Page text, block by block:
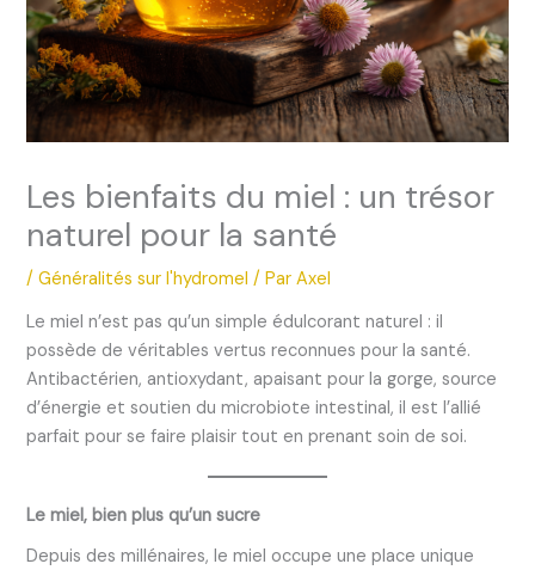
Les bienfaits du miel : un trésor
naturel pour la santé
/Généralités sur l'hydromel / ParAxeI
Le miel n’est pas qu’un simple édulcorant naturel : il
possède de véritables vertus reconnues pour la santé.
Antibactérien, antioxydant, apaisant pour la gorge, source
d’énergie et soutien du microbiote intestinal, il est l’allié
parfait pour se faire plaisir tout en prenant soin de soi.
Le miel, bien plus qu’un sucre
Depuis des millénaires, le miel occupe une place unique